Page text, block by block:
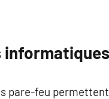
informatiques
pare-feu